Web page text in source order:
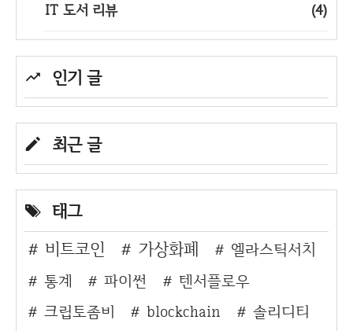
IT 도서 리뷰 (4)
인기 글
최근 글
태그
비트코인
가상화폐
엘라스틱서치
통계
파이썬
텐서플로우
크립토좀비
blockchain
솔리디티